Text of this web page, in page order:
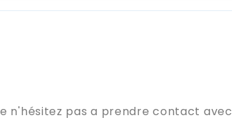
n'hésitez pas a prendre contact avec